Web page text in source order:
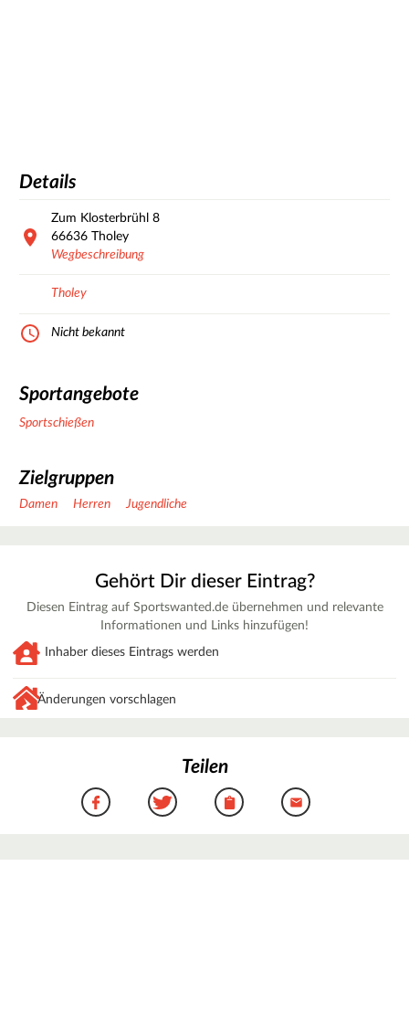
Details
Zum Klosterbrühl 8
66636 Tholey
Wegbeschreibung
Tholey
Nicht bekannt
Sportangebote
Sportschießen
Zielgruppen
Damen Herren Jugendliche
Gehört Dir dieser Eintrag?
Diesen Eintrag auf Sportswanted.de übernehmen und relevante
Informationen und Links hinzufügen!
Inhaber dieses Eintrags werden
Änderungen vorschlagen
Teilen